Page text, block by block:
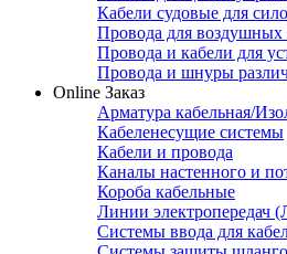
Кабели судовые для
Провода для воздушных
Провода и кабели для
Провода и шнуры
Online Заказ
Арматура кабельная/
Кабеленесущие системы
Кабели и провода
Каналы настенного и
Короба кабельные
Линии электропередач
Системы ввода для